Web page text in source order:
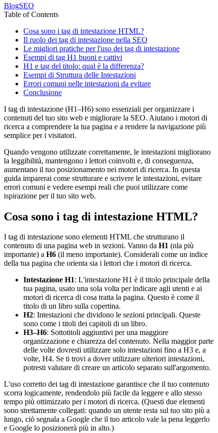
BlogSEO
Table of Contents
Cosa sono i tag di intestazione HTML?
Il ruolo dei tag di intestazione nella SEO
Le migliori pratiche per l'uso dei tag di intestazione
Esempi di tag H1 buoni e cattivi
H1 e tag del titolo: qual è la differenza?
Esempi di Struttura delle Intestazioni
Errori comuni nelle intestazioni da evitare
Conclusione
I tag di intestazione (H1–H6) sono essenziali per organizzare i
contenuti del tuo sito web e migliorare la SEO. Aiutano i motori di
ricerca a comprendere la tua pagina e a rendere la navigazione più
semplice per i visitatori.
Quando vengono utilizzate correttamente, le intestazioni migliorano
la leggibilità, mantengono i lettori coinvolti e, di conseguenza,
aumentano il tuo posizionamento nei motori di ricerca. In questa
guida imparerai come strutturare e scrivere le intestazioni, evitare
errori comuni e vedere esempi reali che puoi utilizzare come
ispirazione per il tuo sito web.
Cosa sono i tag di intestazione HTML?
I tag di intestazione sono elementi HTML che strutturano il
contenuto di una pagina web in sezioni. Vanno da H1 (nla più
importante) a H6 (il meno importante). Considerali come un indice
della tua pagina che orienta sia i lettori che i motori di ricerca.
Intestazione H1: L'intestazione H1 è il titolo principale della
tua pagina, usato una sola volta per indicare agli utenti e ai
motori di ricerca di cosa tratta la pagina. Questo è come il
titolo di un libro sulla copertina.
H2: Intestazioni che dividono le sezioni principali. Queste
sono come i titoli dei capitoli di un libro.
H3–H6: Sottotitoli aggiuntivi per una maggiore
organizzazione e chiarezza del contenuto. Nella maggior parte
delle volte dovresti utilizzare solo intestazioni fino a H3 e, a
volte, H4. Se ti trovi a dover utilizzare ulteriori intestazioni,
potresti valutare di creare un articolo separato sull'argomento.
L'uso corretto dei tag di intestazione garantisce che il tuo contenuto
scorra logicamente, rendendolo più facile da leggere e allo stesso
tempo più ottimizzato per i motori di ricerca. (Questi due elementi
sono strettamente collegati: quando un utente resta sul tuo sito più a
lungo, ciò segnala a Google che il tuo articolo vale la pena leggerlo
e Google lo posizionerà più in alto.)